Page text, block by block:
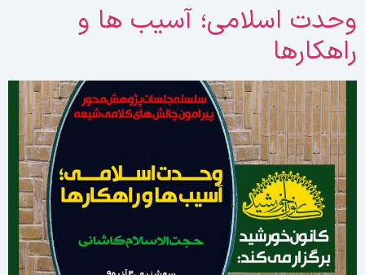
اسلامی؛ آسیب ها و